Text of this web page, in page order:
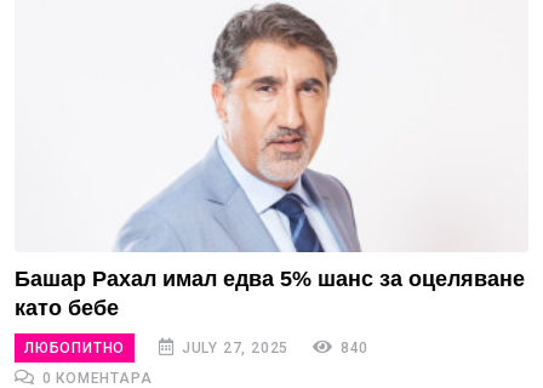
Башар Рахал имал едва 5% шанс за оцеляване
като бебе
ЛЮБОПИТНО JULY 27, 2025
840
0 КОМЕНТАРА